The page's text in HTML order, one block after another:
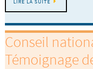
LIRE LA SUITE
Conseil
Témoignage